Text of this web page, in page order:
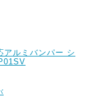
アルミバンパー シ